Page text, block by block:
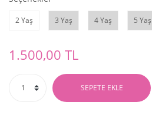
2 Yaş 3 Yaş 4 Yaş 5 Yaş
1.500,00 TL
SEPETE EKLE